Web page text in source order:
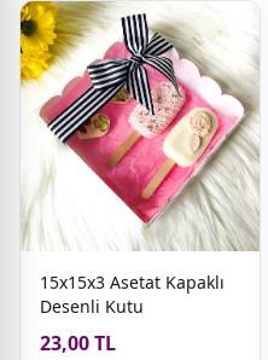
15x15x3 Asetat Kapaklı
Desenli Kutu
23,00 TL